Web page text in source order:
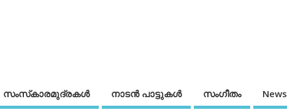
സംസ്‌കാരമുദ്രകള്‍ നാടന്‍ പാട്ടുകള്‍ സംഗീതം News